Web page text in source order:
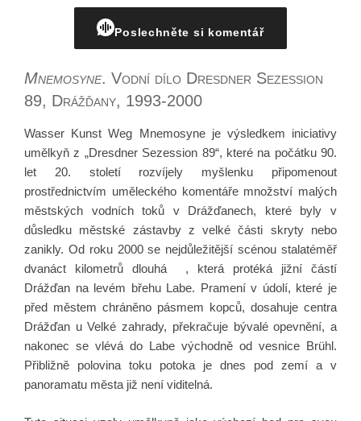
Poslechněte si komentář
Mnemosyne. Vodní dílo Dresdner Sezession
89, Drážďany, 1993-2000
Wasser Kunst Weg Mnemosyne je výsledkem iniciativy
umělkyň z „Dresdner Sezession 89“, které na počátku 90.
let 20. století rozvíjely myšlenku připomenout
prostřednictvím uměleckého komentáře množství malých
městských vodních toků v Drážďanech, které byly v
důsledku městské zástavby z velké části skryty nebo
zanikly. Od roku 2000 se nejdůležitější scénou stalatéměř
dvanáct kilometrů dlouhá , která protéká jižní částí
Drážďan na levém břehu Labe. Pramení v údolí, které je
před městem chráněno pásmem kopců, dosahuje centra
Drážďan u Velké zahrady, překračuje bývalé opevnění, a
nakonec se vlévá do Labe východně od vesnice Brühl.
Přibližně polovina toku potoka je dnes pod zemí a v
panoramatu města již není viditelná.